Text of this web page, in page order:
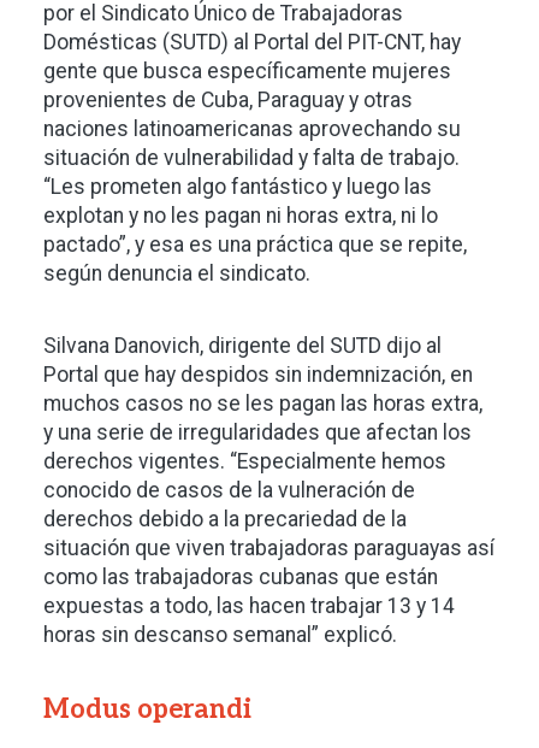
por el Sindicato Único de Trabajadoras
Domésticas (SUTD) al Portal del PIT-CNT, hay
gente que busca específicamente mujeres
provenientes de Cuba, Paraguay y otras
naciones latinoamericanas aprovechando su
situación de vulnerabilidad y falta de trabajo.
“Les prometen algo fantástico y luego las
explotan y no les pagan ni horas extra, ni lo
pactado”, y esa es una práctica que se repite,
según denuncia el sindicato.
Silvana Danovich, dirigente del SUTD dijo al
Portal que hay despidos sin indemnización, en
muchos casos no se les pagan las horas extra,
y una serie de irregularidades que afectan los
derechos vigentes. “Especialmente hemos
conocido de casos de la vulneración de
derechos debido a la precariedad de la
situación que viven trabajadoras paraguayas así
como las trabajadoras cubanas que están
expuestas a todo, las hacen trabajar 13 y 14
horas sin descanso semanal” explicó.
Modus operandi